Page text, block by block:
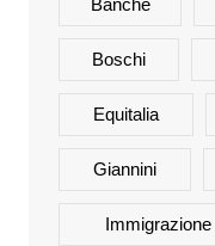
Boschi
Equitalia
Giannini
Immigrazione